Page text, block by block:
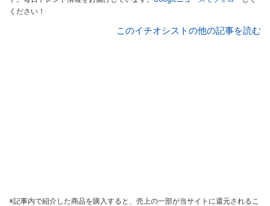
ください！
このイチオシストの他の記事を読む
※記事内で紹介した商品を購入すると、売上の一部が当サイトに還元されるこ